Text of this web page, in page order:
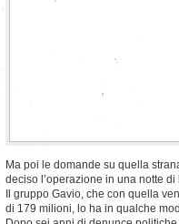
Ma poi le domande su quella
deciso l’operazione in una notte
Il gruppo Gavio, che con quella
di 179 milioni, lo ha in qualche